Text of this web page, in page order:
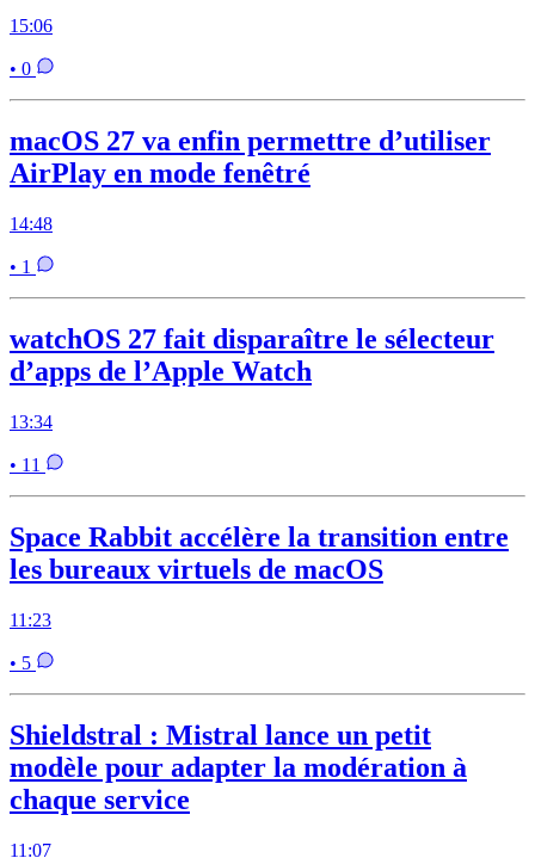
15:06
• 0
macOS 27 va enfin permettre d’utiliser
AirPlay en mode fenêtré
14:48
• 1
watchOS 27 fait disparaître le sélecteur
d’apps de l’Apple Watch
13:34
• 11
Space Rabbit accélère la transition entre
les bureaux virtuels de macOS
11:23
• 5
Shieldstral : Mistral lance un petit
modèle pour adapter la modération à
chaque service
11:07